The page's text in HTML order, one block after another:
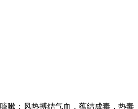
嗽；风热搏结气血，蕴结成毒，热毒